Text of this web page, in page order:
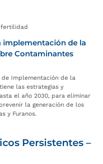
implementación de la
Contaminantes
de Implementación de la
las estrategias y
el año 2030, para eliminar
la generación de los
y Furanos.
Persistentes –